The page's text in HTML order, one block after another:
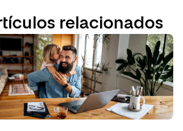
relacionados